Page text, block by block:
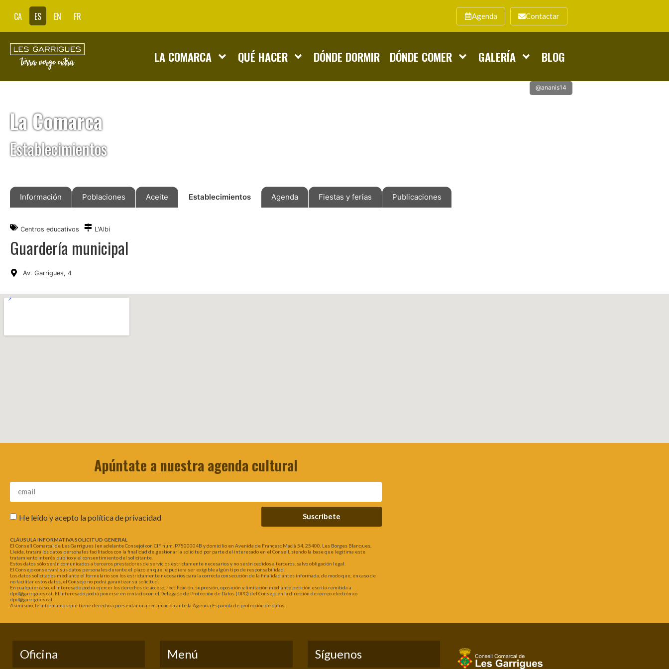
CA ES EN FR Agenda Contactar
LA COMARCA QUÉ HACER DÓNDE DORMIR DÓNDE COMER GALERÍA BLOG
@ananis14
La Comarca
Establecimientos
Información Poblaciones Aceite Establecimientos Agenda Fiestas y ferias Publicaciones
Centros educativos L'Albi
Guardería municipal
Av. Garrigues, 4
Apúntate a nuestra agenda cultural
He leído y acepto lapolítica de privacidad Suscríbete
CLÁUSULA INFORMATIVA SOLICITUD GENERAL
El Consell Comarcal de Les Garrigues (en adelante Consejo) con CIF núm. P7500004B y domicilio en Avenida de Francesc Macià 54, 25400, Les Borges Blanques,
Lleida, tratará los datos personales facilitados con la finalidad de gestionar la solicitud por parte del interesado en el Consell, siendo la base que legitima este
tratamiento interés público y el consentimiento del solicitante.
Estos datos sólo serán comunicados a terceros prestadores de servicios estrictamente necesarios y no serán cedidos a terceros, salvo obligación legal.
El Consejo conservará sus datos personales durante el plazo en que le pudiera ser exigible algún tipo de responsabilidad.
Los datos solicitados mediante el formulario son los estrictamente necesarios para la correcta consecución de la finalidad antes informada, de modo que, en caso de
no facilitar estos datos, el Consejo no podrá garantizar su solicitud.
En cualquier caso, el Interesado podrá ejercer los derechos de acceso, rectificación, supresión, oposición y limitación mediante petición escrita remitida a
dpd@garrigues.cat. El Interesado podrá ponerse en contacto con el Delegado de Protección de Datos (DPO) del Consejo en la dirección de correo electrónico
dpd@garrigues.cat
Asimismo, le informamos que tiene derecho a presentar una reclamación ante la Agencia Española de protección de datos.
Oficina Menú Síguenos